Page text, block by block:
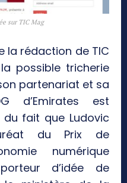
sur TIC Mag
la rédaction de TIC
possible tricherie
partenariat et sa
d’Emirates est
fait que Ludovic
du Prix de
numérique
d’idée de